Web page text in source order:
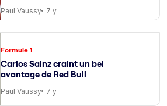
Paul Vaussy 7 y
Formule 1
Carlos Sainz craint un bel
avantage de Red Bull
Paul Vaussy 7 y